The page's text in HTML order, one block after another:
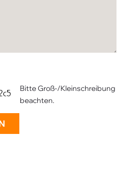
Bitte Groß-/Kleinschreibung
beachten.